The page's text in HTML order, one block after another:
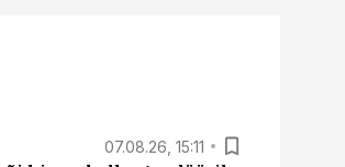
07.08.26, 15:11